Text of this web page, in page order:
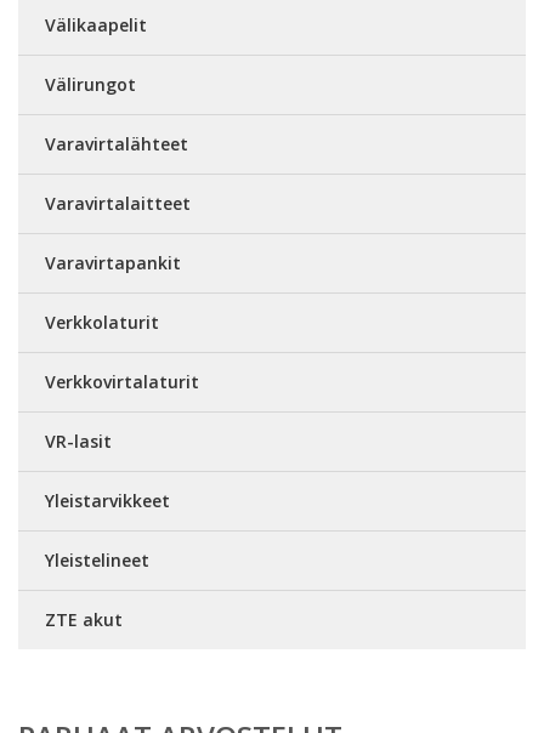
Välikaapelit
Välirungot
Varavirtalähteet
Varavirtalaitteet
Varavirtapankit
Verkkolaturit
Verkkovirtalaturit
VR-lasit
Yleistarvikkeet
Yleistelineet
ZTE akut